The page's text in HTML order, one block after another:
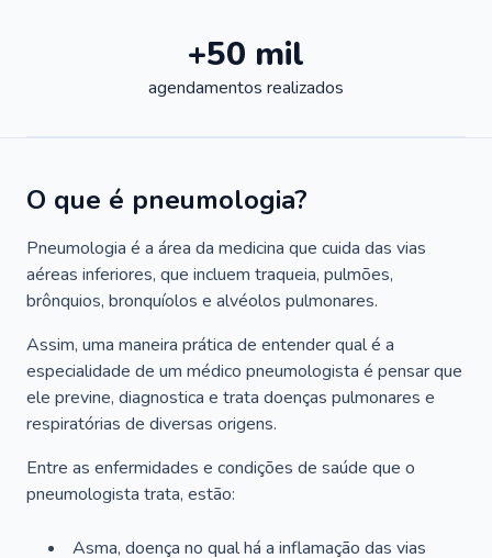
+50 mil
agendamentos realizados
O que é pneumologia?
Pneumologia é a área da medicina que cuida das vias
aéreas inferiores, que incluem traqueia, pulmões,
brônquios, bronquíolos e alvéolos pulmonares.
Assim, uma maneira prática de entender qual é a
especialidade de um médico pneumologista é pensar que
ele previne, diagnostica e trata doenças pulmonares e
respiratórias de diversas origens.
Entre as enfermidades e condições de saúde que o
pneumologista trata, estão:
Asma, doença no qual há a inflamação das vias